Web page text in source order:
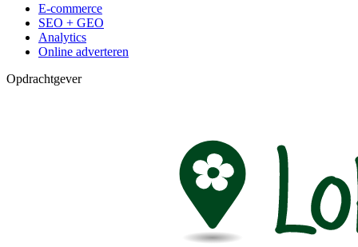
E-commerce
SEO + GEO
Analytics
Online adverteren
Opdrachtgever